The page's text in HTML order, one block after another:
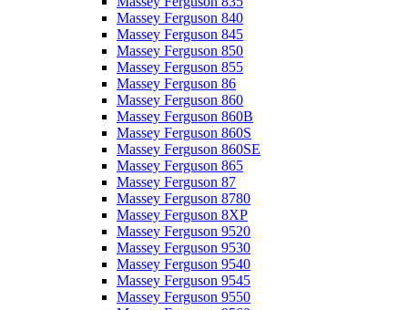
Massey Ferguson 840
Massey Ferguson 845
Massey Ferguson 850
Massey Ferguson 855
Massey Ferguson 86
Massey Ferguson 860
Massey Ferguson 860B
Massey Ferguson 860S
Massey Ferguson 860SE
Massey Ferguson 865
Massey Ferguson 87
Massey Ferguson 8780
Massey Ferguson 8XP
Massey Ferguson 9520
Massey Ferguson 9530
Massey Ferguson 9540
Massey Ferguson 9545
Massey Ferguson 9550